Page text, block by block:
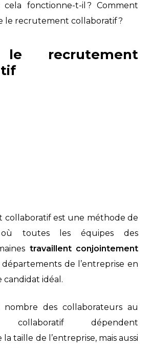
cela fonctionne-t-il ? Comment
le recrutement collaboratif ?
recrutement
collaboratif est une méthode de
où toutes les équipes des
travaillent conjointement
de l’entreprise en
candidat idéal.
des collaborateurs au
collaboratif dépendent
taille de l’entreprise, mais aussi